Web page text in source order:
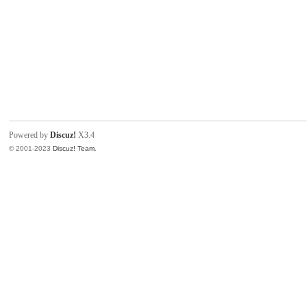
Powered byDiscuz! X3.4
© 2001-2023Discuz! Team